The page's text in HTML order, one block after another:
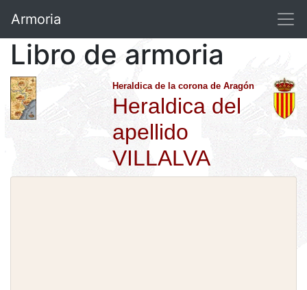
Armoria
Libro de armoria
Heraldica de la corona de Aragón
Heraldica del
apellido
VILLALVA